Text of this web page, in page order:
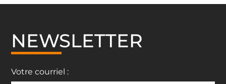
NEWSLETTER
Votre courriel :